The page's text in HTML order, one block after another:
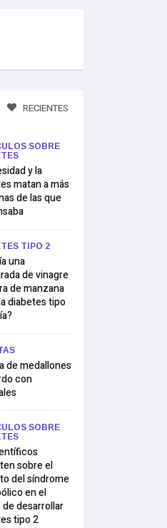
RECIENTES
SOBRE
y la
matan a más
de las que
TIPO 2
una
de vinagre
de manzana
diabetes tipo
de medallones
con
SOBRE
sobre el
del síndrome
en el
desarrollar
tipo 2